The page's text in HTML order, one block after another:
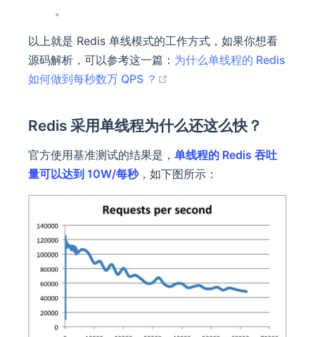
。
以上就是 Redis 单线模式的工作方式，如果你想看
源码解析，可以参考这一篇： 为什么单线程的 Redis
如何做到每秒数万 QPS ？
Redis 采用单线程为什么还这么快？
官方使用基准测试的结果是， 单线程的 Redis 吞吐
量可以达到 10W/每秒，如下图所示：